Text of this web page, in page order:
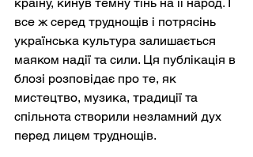
все ж серед труднощів і потрясінь
українська культура залишається
маяком надії та сили. Ця публікація в
блозі розповідає про те, як
мистецтво, музика, традиції та
спільнота створили незламний дух
перед лицем труднощів.